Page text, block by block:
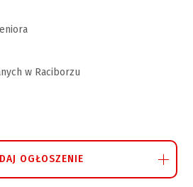
w Raciborzu
OGŁOSZENIE